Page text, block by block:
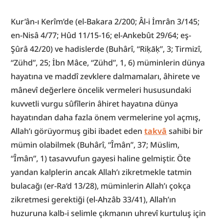
Kur’ân-ı Kerîm’de (el-Bakara 2/200; Âl-i İmrân 3/145;
en-Nisâ 4/77; Hûd 11/15-16; el-Ankebût 29/64; eş-
Şûrâ 42/20) ve hadislerde (Buhârî, “Riḳāḳ”, 3; Tirmizî,
“Zühd”, 25; İbn Mâce, “Zühd”, 1, 6) müminlerin dünya
hayatına ve maddî zevklere dalmamaları, âhirete ve
mânevî değerlere öncelik vermeleri hususundaki
kuvvetli vurgu sûfîlerin âhiret hayatına dünya
hayatından daha fazla önem vermelerine yol açmış,
Allah’ı görüyormuş gibi ibadet eden takvâ sahibi bir
mümin olabilmek (Buhârî, “Îmân”, 37; Müslim,
“Îmân”, 1) tasavvufun gayesi haline gelmiştir. Öte
yandan kalplerin ancak Allah’ı zikretmekle tatmin
bulacağı (er-Ra‘d 13/28), müminlerin Allah’ı çokça
zikretmesi gerektiği (el-Ahzâb 33/41), Allah’ın
huzuruna kalb-i selimle çıkmanın uhrevî kurtuluş için